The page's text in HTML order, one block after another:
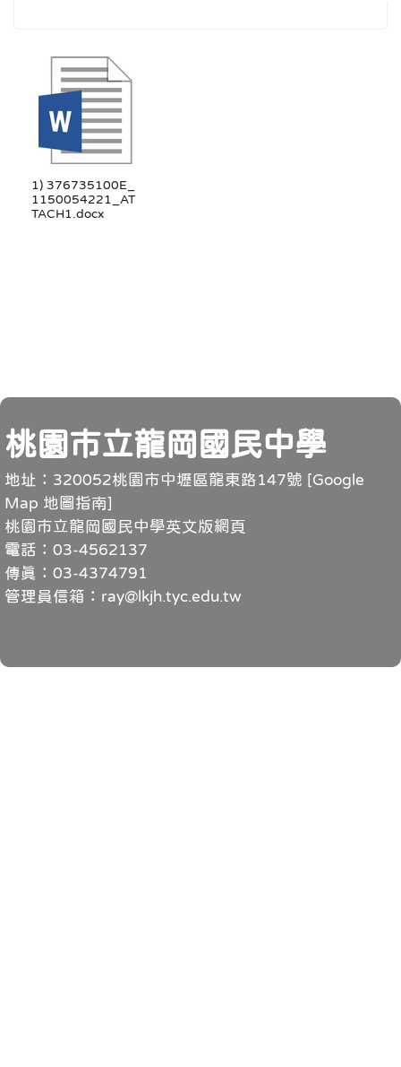
1) 376735100E_
1150054221_AT
TACH1.docx
頁尾
桃園市立龍岡國民中學
地址：320052桃園市中壢區龍東路147號 [Google
Map 地圖指南]
桃園市立龍岡國民中學英文版網頁
電話：03-4562137
傳真：03-4374791
管理員信箱：ray@lkjh.tyc.edu.tw